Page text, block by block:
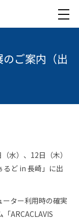
のご案内（出
水）、12日（木）
るど in 長崎」に出
ーター利用時の確実
ARCACLAVIS